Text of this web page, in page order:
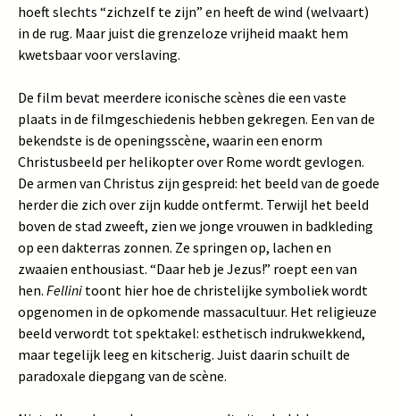
hoeft slechts “zichzelf te zijn” en heeft de wind (welvaart)
in de rug. Maar juist die grenzeloze vrijheid maakt hem
kwetsbaar voor verslaving.
De film bevat meerdere iconische scènes die een vaste
plaats in de filmgeschiedenis hebben gekregen. Een van de
bekendste is de openingsscène, waarin een enorm
Christusbeeld per helikopter over Rome wordt gevlogen.
De armen van Christus zijn gespreid: het beeld van de goede
herder die zich over zijn kudde ontfermt. Terwijl het beeld
boven de stad zweeft, zien we jonge vrouwen in badkleding
op een dakterras zonnen. Ze springen op, lachen en
zwaaien enthousiast. “Daar heb je Jezus!” roept een van
hen. Fellini toont hier hoe de christelijke symboliek wordt
opgenomen in de opkomende massacultuur. Het religieuze
beeld verwordt tot spektakel: esthetisch indrukwekkend,
maar tegelijk leeg en kitscherig. Juist daarin schuilt de
paradoxale diepgang van de scène.